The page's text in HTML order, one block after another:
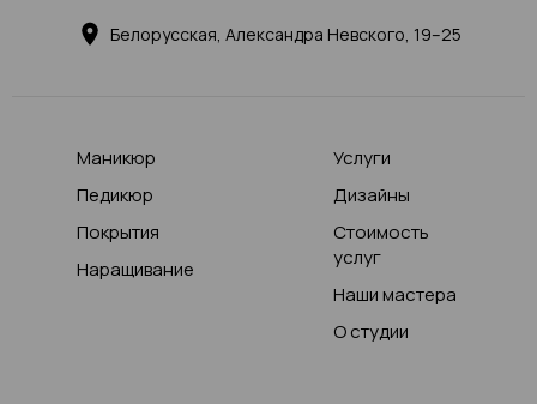
Белорусская, Александра Невского, 19–25
Маникюр
Педикюр
Покрытия
Наращивание
Услуги
Дизайны
Стоимость
услуг
Наши мастера
О студии